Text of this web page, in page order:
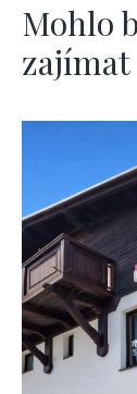
Mohlo
zajímat